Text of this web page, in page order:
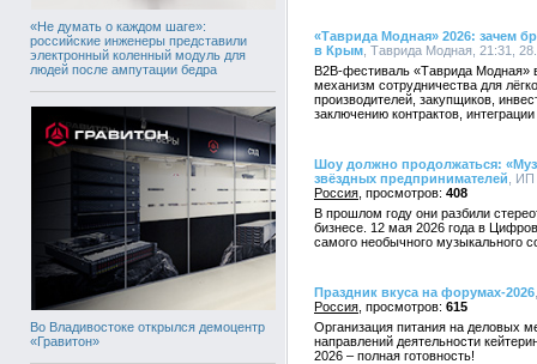
«Не думать о каждом шаге»:
российские инженеры представили
электронный коленный модуль для
людей после ампутации бедра
Во Владивостоке открылся демоцентр
«Гравитон»
«Таврида Модная» 2026: зачем
в Крым , Таврида Модная, 21:31,
B2B-фестиваль «Таврида Модная»
механизм сотрудничества для
производителей, закупщиков,
заключению контрактов,
Шоу должно продолжаться:
звёздных предпринимателей ,
Россия
408
В прошлом году они разбили
бизнесе. 12 мая 2026 года в
самого необычного музыкального
Праздник вкуса на форумах-2026
Россия
615
Организация питания на деловых
направлений деятельности
2026 – полная готовность!